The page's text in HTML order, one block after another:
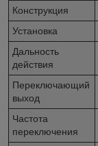
Конструкция
Установка
Дальность
действия
Переключающий
выход
Частота
переключения